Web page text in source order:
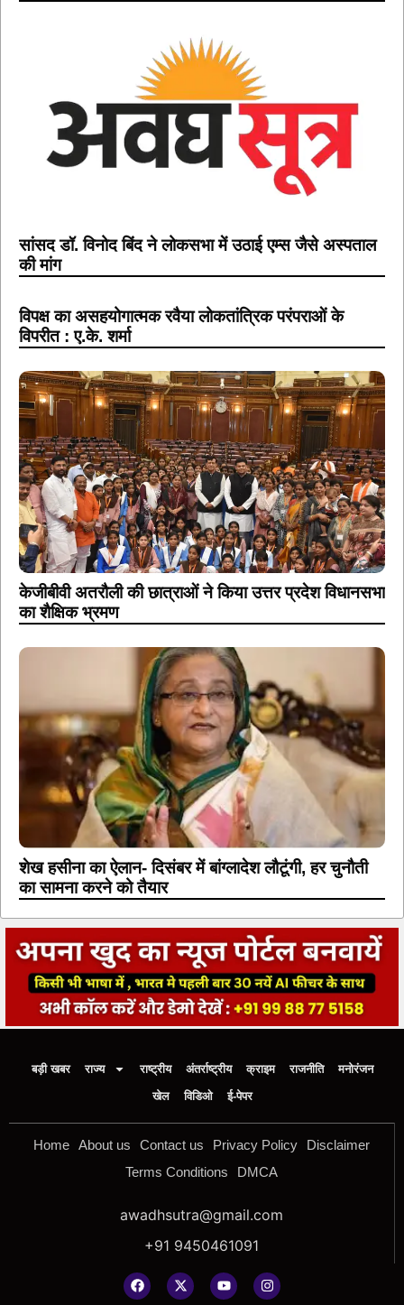
सांसद डॉ. विनोद बिंद ने लोकसभा में उठाई एम्स जैसे अस्पताल
की मांग
विपक्ष का असहयोगात्मक रवैया लोकतांत्रिक परंपराओं के
विपरीत : ए.के. शर्मा
केजीबीवी अतरौली की छात्राओं ने किया उत्तर प्रदेश विधानसभा
का शैक्षिक भ्रमण
शेख हसीना का ऐलान- दिसंबर में बांग्लादेश लौटूंगी, हर चुनौती
का सामना करने को तैयार
बड़ी खबर राज्य राष्ट्रीय अंतर्राष्ट्रीय क्राइम राजनीति
मनोरंजन
खेल
विडिओ ई-पेपर
Home About us Contact us Privacy Policy
Disclaimer
Terms Conditions
DMCA
awadhsutra@gmail.com
+91 9450461091